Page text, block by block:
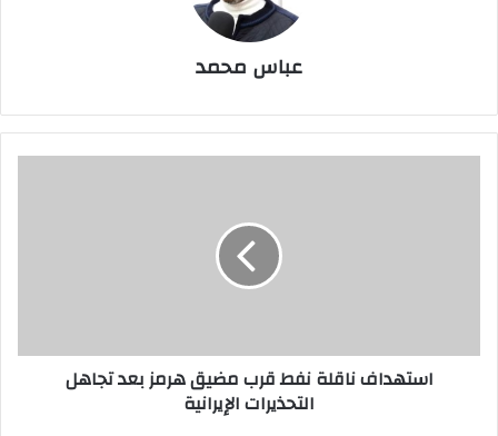
عباس محمد
التحذيرات
استهداف ناقلة نفط قرب مضيق هرمز بعد تجاهل
التحذيرات الإيرانية